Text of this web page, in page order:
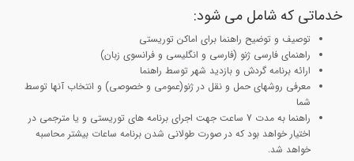
خدماتی که شامل می شود:
توصیف و توضیح راهنما برای اماکن توریستی
راهنمای فارسی ژنو (فارسی و انگلیسی و فرانسوی زبان)
ارائه برنامه گردش و بازدید شهر توسط راهنما
معرفی روشهای حمل و نقل در ژنو(عمومی و خصوصی) و انتخاب آنها توسط
شما
راهنما به مدت 7 ساعت جهت اجرای برنامه های توریستی و یا مترجمی در
اختیار خواهد بود که در صورت طولانی شدن برنامه ساعات بیشتر محاسبه
خواهد شد.